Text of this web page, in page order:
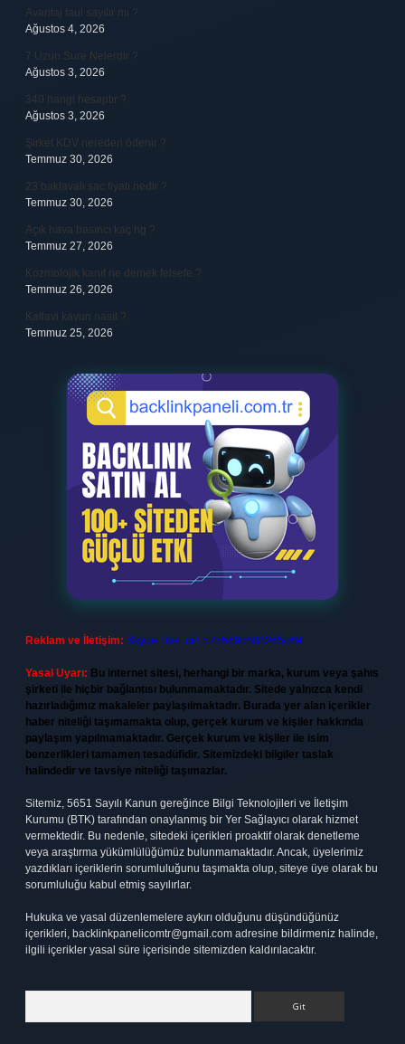
Avantaj faul sayılır mı ?
Ağustos 4, 2026
7 Uzun Sure Nelerdir ?
Ağustos 3, 2026
340 hangi hesaptır ?
Ağustos 3, 2026
Şirket KDV nereden ödenir ?
Temmuz 30, 2026
23 baklavalı sac fiyatı nedir ?
Temmuz 30, 2026
Açık hava basıncı kaç hg ?
Temmuz 27, 2026
Kozmolojik kanıt ne demek felsefe ?
Temmuz 26, 2026
Kallavi kavun nasıl ?
Temmuz 25, 2026
Reklam ve İletişim: Skype: live:.cid.575569c608265c69
Yasal Uyarı: Bu internet sitesi, herhangi bir marka, kurum veya şahıs
şirketi ile hiçbir bağlantısı bulunmamaktadır. Sitede yalnızca kendi
hazırladığımız makaleler paylaşılmaktadır. Burada yer alan içerikler
haber niteliği taşımamakta olup, gerçek kurum ve kişiler hakkında
paylaşım yapılmamaktadır. Gerçek kurum ve kişiler ile isim
benzerlikleri tamamen tesadüfidir. Sitemizdeki bilgiler taslak
halindedir ve tavsiye niteliği taşımazlar.
Sitemiz, 5651 Sayılı Kanun gereğince Bilgi Teknolojileri ve İletişim
Kurumu (BTK) tarafından onaylanmış bir Yer Sağlayıcı olarak hizmet
vermektedir. Bu nedenle, sitedeki içerikleri proaktif olarak denetleme
veya araştırma yükümlülüğümüz bulunmamaktadır. Ancak, üyelerimiz
yazdıkları içeriklerin sorumluluğunu taşımakta olup, siteye üye olarak bu
sorumluluğu kabul etmiş sayılırlar.
Hukuka ve yasal düzenlemelere aykırı olduğunu düşündüğünüz
içerikleri, backlinkpanelicomtr@gmail.com adresine bildirmeniz halinde,
ilgili içerikler yasal süre içerisinde sitemizden kaldırılacaktır.